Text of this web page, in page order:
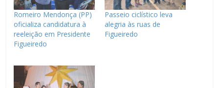
Romeiro Mendonça (PP)
oficializa candidatura à
reeleição em Presidente
Figueiredo
Passeio ciclístico leva
alegria às ruas de
Figueiredo